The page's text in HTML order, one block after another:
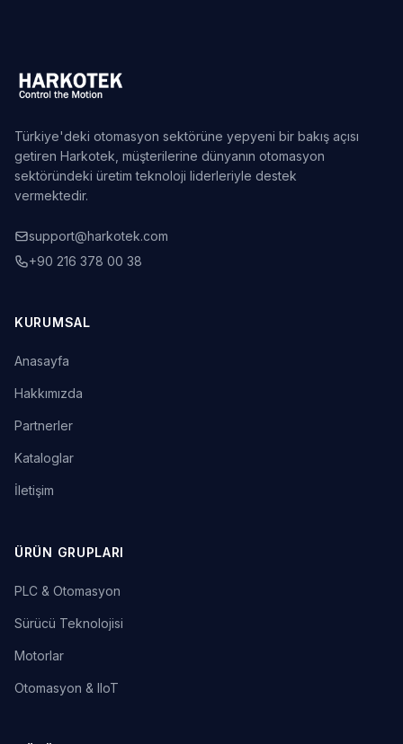
Türkiye'deki otomasyon sektörüne yepyeni bir bakış açısı
getiren Harkotek, müşterilerine dünyanın otomasyon
sektöründeki üretim teknoloji liderleriyle destek
vermektedir.
support@harkotek.com
+90 216 378 00 38
KURUMSAL
Anasayfa
Hakkımızda
Partnerler
Kataloglar
İletişim
ÜRÜN GRUPLARI
PLC & Otomasyon
Sürücü Teknolojisi
Motorlar
Otomasyon & IIoT